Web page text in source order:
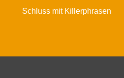
Schluss mit Killerphrasen